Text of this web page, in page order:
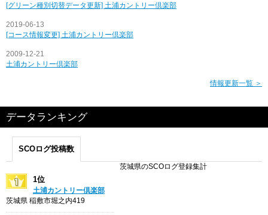
[グリーン種別切替データ更新] 土浦カントリー倶楽部
2019-06-13
[コース情報変更] 土浦カントリー倶楽部
2009-12-21
土浦カントリー倶楽部
情報更新一覧 ＞
データランキング
SCOログ投稿数
茨城県のSCOログ登録集計
1位
土浦カントリー倶楽部
茨城県 稲敷市堀之内419